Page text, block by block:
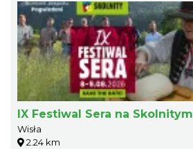
IX Festiwal Sera na Skolnitym
Wisła
2.24 km